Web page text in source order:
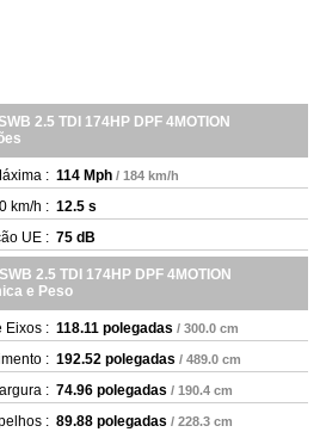
2.5 TDI 174HP DPF 4MOTION
: 114 Mph / 184 km/h
km/h : 12.5 s
UE : 75 dB
2.5 TDI 174HP DPF 4MOTION
e Peso
Eixos : 118.11 polegadas / 300.0 cm
: 192.52 polegadas / 489.0 cm
: 74.96 polegadas / 190.4 cm
: 89.88 polegadas / 228.3 cm